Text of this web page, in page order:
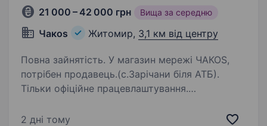
21 000 – 42 000 грн Вища за середню
Чакоs Житомир, 3,1 км від центру
Повна зайнятість. У магазин мережі ЧАКОS,
потрібен продавець.(с.Зарічани біля АТБ).
Тільки офіційне працевлаштування.
з першого дня. Маршрутки з номерами
2 дні тому